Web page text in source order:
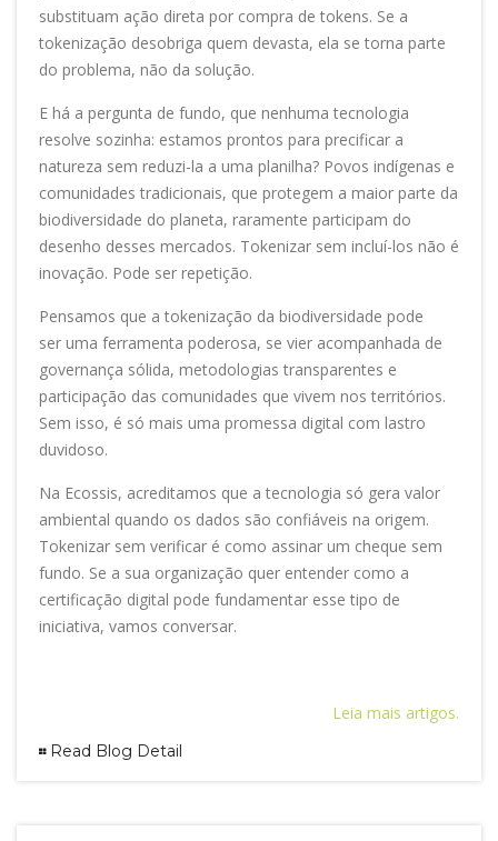
substituam ação direta por compra de tokens. Se a
tokenização desobriga quem devasta, ela se torna parte
do problema, não da solução.
E há a pergunta de fundo, que nenhuma tecnologia
resolve sozinha: estamos prontos para precificar a
natureza sem reduzi-la a uma planilha? Povos indígenas e
comunidades tradicionais, que protegem a maior parte da
biodiversidade do planeta, raramente participam do
desenho desses mercados. Tokenizar sem incluí-los não é
inovação. Pode ser repetição.
Pensamos que a tokenização da biodiversidade pode
ser uma ferramenta poderosa, se vier acompanhada de
governança sólida, metodologias transparentes e
participação das comunidades que vivem nos territórios.
Sem isso, é só mais uma promessa digital com lastro
duvidoso.
Na Ecossis, acreditamos que a tecnologia só gera valor
ambiental quando os dados são confiáveis na origem.
Tokenizar sem verificar é como assinar um cheque sem
fundo. Se a sua organização quer entender como a
certificação digital pode fundamentar esse tipo de
iniciativa, vamos conversar.
Leia mais artigos.
Read Blog Detail